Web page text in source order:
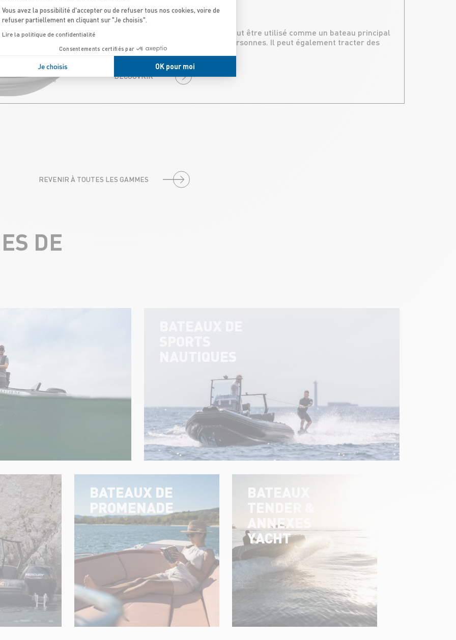
LE PLUS GRAND
Avec ses 4,90m et ses 90 CV il peut être utilisé comme un bateau principal
pouvant transporter jusqu’à 9 personnes. Il peut également tracter des
skieurs ou wakeboardeurs.
DÉCOUVRIR
REVENIR À TOUTES LES GAMMES
DE
BATEAUX DE
PROMENADE
BATEAUX
ANNEXES
YACHT
Vous avez la possibilité d'accepter ou de refuser tous nos cookies, voire de
refuser partiellement en cliquant sur "Je choisis".
Lire la politique de confidentialité
Consentements certifiés par
Je choisis OK pour moi